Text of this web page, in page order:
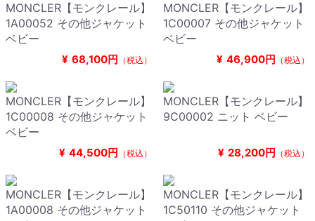
MONCLER【モンクレール】
1A00052 その他ジャケット
ベビー
¥ 68,100円 （税込）
MONCLER【モンクレール】
1C00007 その他ジャケット
ベビー
¥ 46,900円 （税込）
MONCLER【モンクレール】
1C00008 その他ジャケット
ベビー
¥ 44,500円 （税込）
MONCLER【モンクレール】
9C00002 ニット ベビー
¥ 28,200円 （税込）
MONCLER【モンクレール】
1A00008 その他ジャケット
MONCLER【モンクレール】
1C50110 その他ジャケット